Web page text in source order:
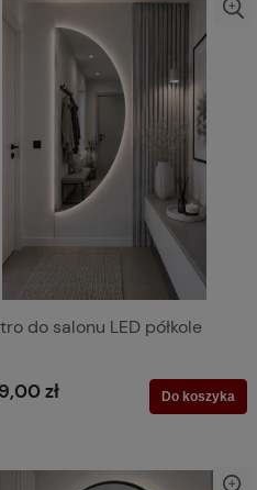
do salonu LED półkole
zł Do koszyka